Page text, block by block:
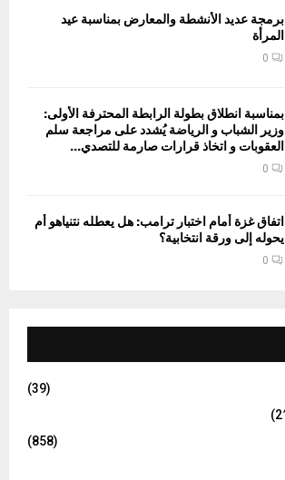
برمجة عديد الأنشطة والمعارض بمناسبة عيد
المرأة
0
بمناسبة انطلاق بطولة الرابطة المحترفة الأولى:
وزير الشباب و الرياضة يُشدد على مراجعة سلم
العقوبات و اتخاذ قرارات صارمة للتصدي...
0
اتفاق غزة أمام اختبار ترامب: هل يعطله نتنياهو أم
يحوله إلى ورقة انتخابية؟
0
(39)
(858)